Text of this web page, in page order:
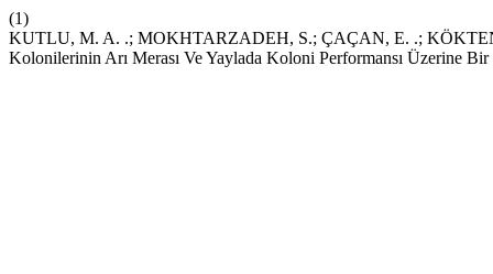
(1)
KUTLU, M. A. .; MOKHTARZADEH, S.; ÇAÇAN, E. .;
Kolonilerinin Arı Merası Ve Yaylada Koloni Performansı Üzerine